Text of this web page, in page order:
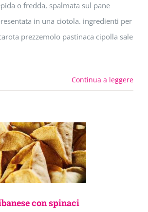
o fredda, spalmata sul pane
in una ciotola. ingredienti per
prezzemolo pastinaca cipolla sale
Continua a leggere
con spinaci